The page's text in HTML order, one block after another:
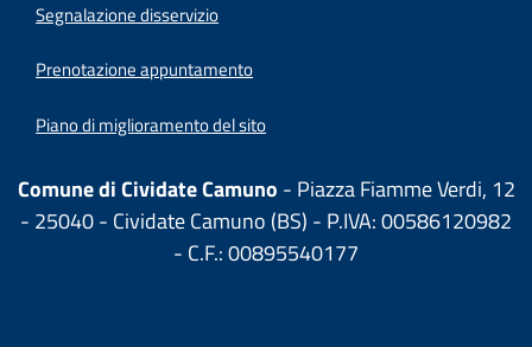
Segnalazione disservizio
Prenotazione appuntamento
Piano di miglioramento del sito
Comune di Cividate Camuno - Piazza Fiamme Verdi, 12
- 25040 - Cividate Camuno (BS) - P.IVA: 00586120982
- C.F.: 00895540177